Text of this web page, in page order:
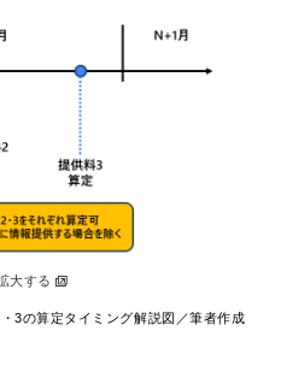
大する
3の算定タイミング解説図／筆者作成